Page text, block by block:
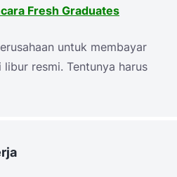
Fresh Graduates
untuk membayar
resmi. Tentunya harus